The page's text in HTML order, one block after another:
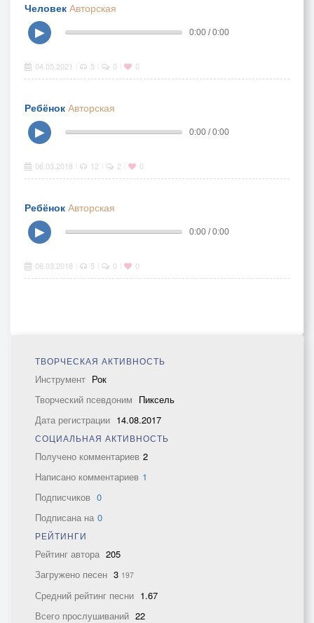
Человек Авторская
▶
0:00 / 0:00
04.05.2021 5 0 0
Ребёнок Авторская
▶
0:00 / 0:00
06.03.2018 12 2 0
Ребёнок Авторская
▶
0:00 / 0:00
06.03.2018 5 0 0
ТВОРЧЕСКАЯ АКТИВНОСТЬ
Инструмент Рок
Творческий псевдоним Пиксель
Дата регистрации 14.08.2017
СОЦИАЛЬНАЯ АКТИВНОСТЬ
Получено комментариев 2
Написано комментариев 1
Подписчиков 0
Подписана на 0
РЕЙТИНГИ
Рейтинг автора 205
Загружено песен 3 197
Средний рейтинг песни 1.67
Всего прослушиваний 22